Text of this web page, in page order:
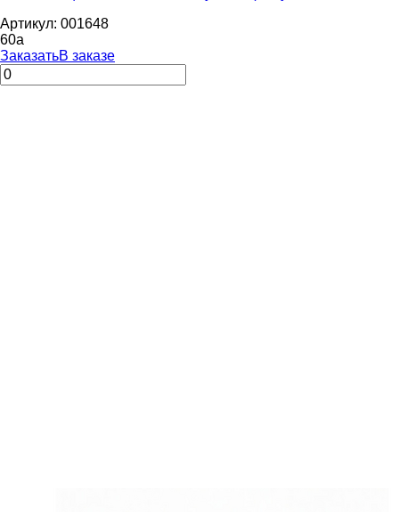
Артикул: 001648
60a
ЗаказатьВ заказе